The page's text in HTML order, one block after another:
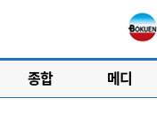
종합 메디